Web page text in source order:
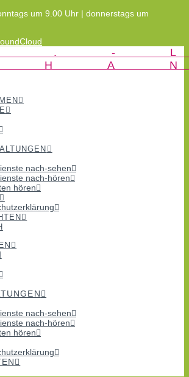
um 9.00 Uhr | donnerstags um
nach-sehen
nach-hören
hören
nach-sehen
nach-hören
hören